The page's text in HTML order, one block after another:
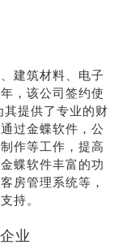
建筑材料、电子
，该公司签约使
提供了专业的财
过金蝶软件，公
作等工作，提高
蝶软件丰富的功
房管理系统等，
持。
业